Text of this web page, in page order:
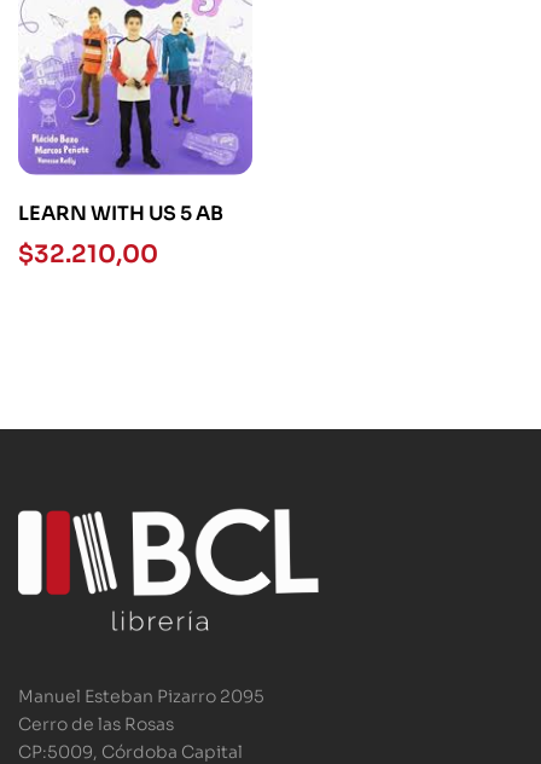
LEARN WITH US 5 AB
$32.210,00
Manuel Esteban Pizarro 2095
Cerro de las Rosas
CP:5009, Córdoba Capital